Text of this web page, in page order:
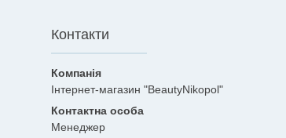
Контакти
Інтернет-магазин "BeautyNikopol"
Менеджер